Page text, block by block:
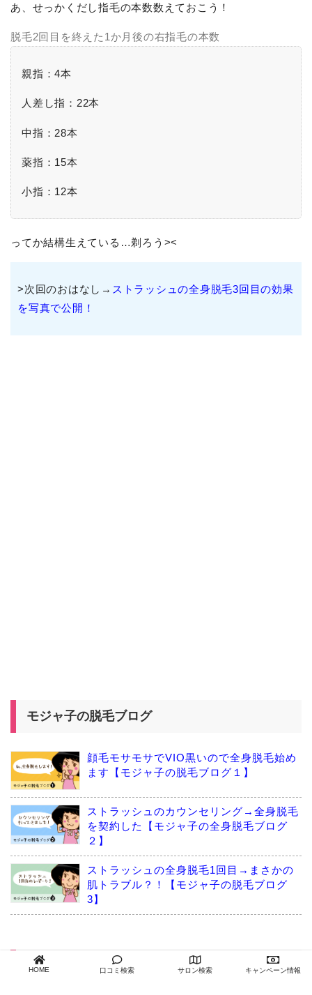
あ、せっかくだし指毛の本数数えておこう！
脱毛2回目を終えた1か月後の右指毛の本数
親指：4本
人差し指：22本
中指：28本
薬指：15本
小指：12本
ってか結構生えている…剃ろう><
>次回のおはなし→ ストラッシュの全身脱毛3回目の効果
を写真で公開！
モジャ子の脱毛ブログ
顔毛モサモサでVIO黒いので全身脱毛始め
ます【モジャ子の脱毛ブログ１】
ストラッシュのカウンセリング→全身脱毛
を契約した【モジャ子の全身脱毛ブログ
２】
ストラッシュの全身脱毛1回目→まさかの
肌トラブル？！【モジャ子の脱毛ブログ
3】
ストラッシュの関連記事
HOME 口コミ検索 サロン検索 キャンペーン情報